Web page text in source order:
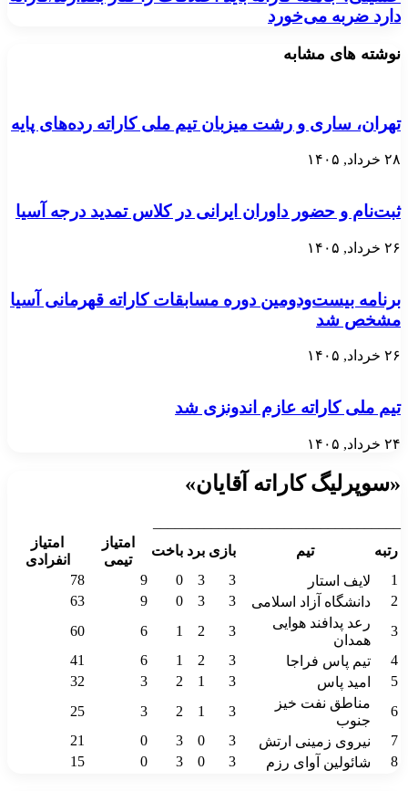
دارد ضربه می‌خورد
نوشته های مشابه
تهران، ساری و رشت میزبان تیم ملی کاراته رده‌های پایه
۲۸ خرداد, ۱۴۰۵
ثبت‌نام و حضور داوران ایرانی در کلاس تمدید درجه آسیا
۲۶ خرداد, ۱۴۰۵
برنامه بیست‌ودومین دوره مسابقات کاراته قهرمانی آسیا
مشخص شد
۲۶ خرداد, ۱۴۰۵
تیم ملی کاراته عازم اندونزی شد
۲۴ خرداد, ۱۴۰۵
«سوپرلیگ کاراته آقایان»
رتبه
تیم بازی برد باخت
امتیاز
تیمی
امتیاز
انفرادی
1
لایف استار 3
3
0
9
78
2
دانشگاه آزاد اسلامی 3
3
0
9
63
3
رعد پدافند هوایی
همدان
3
2
1
6
60
4
تیم پاس فراجا 3
2
1
6
41
5
امید پاس 3
1
2
3
32
6
مناطق نفت خیز
جنوب
3
1
2
3
25
7
نیروی زمینی ارتش 3
0
3
0
21
8
شائولین آوای رزم 3
0
3
0
15